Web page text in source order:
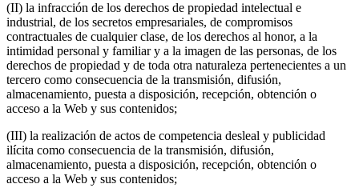
(II) la infracción de los derechos de propiedad intelectual e
industrial, de los secretos empresariales, de compromisos
contractuales de cualquier clase, de los derechos al honor, a la
intimidad personal y familiar y a la imagen de las personas, de los
derechos de propiedad y de toda otra naturaleza pertenecientes a un
tercero como consecuencia de la transmisión, difusión,
almacenamiento, puesta a disposición, recepción, obtención o
acceso a la Web y sus contenidos;
(III) la realización de actos de competencia desleal y publicidad
ilícita como consecuencia de la transmisión, difusión,
almacenamiento, puesta a disposición, recepción, obtención o
acceso a la Web y sus contenidos;